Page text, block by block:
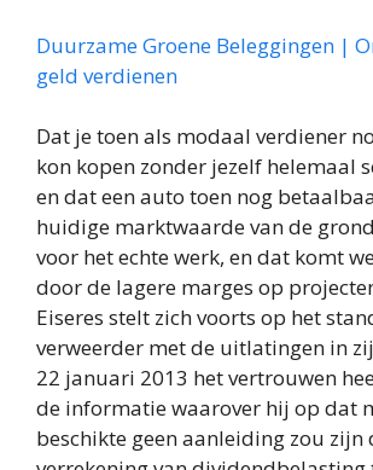
Duurzame Groene Beleggingen |
geld verdienen
Dat je toen als modaal verdiener
kon kopen zonder jezelf helemaal
en dat een auto toen nog
huidige marktwaarde van de
voor het echte werk, en dat komt
door de lagere marges op
Eiseres stelt zich voorts op het
verweerder met de uitlatingen in
22 januari 2013 het vertrouwen
de informatie waarover hij op dat
beschikte geen aanleiding zou zijn